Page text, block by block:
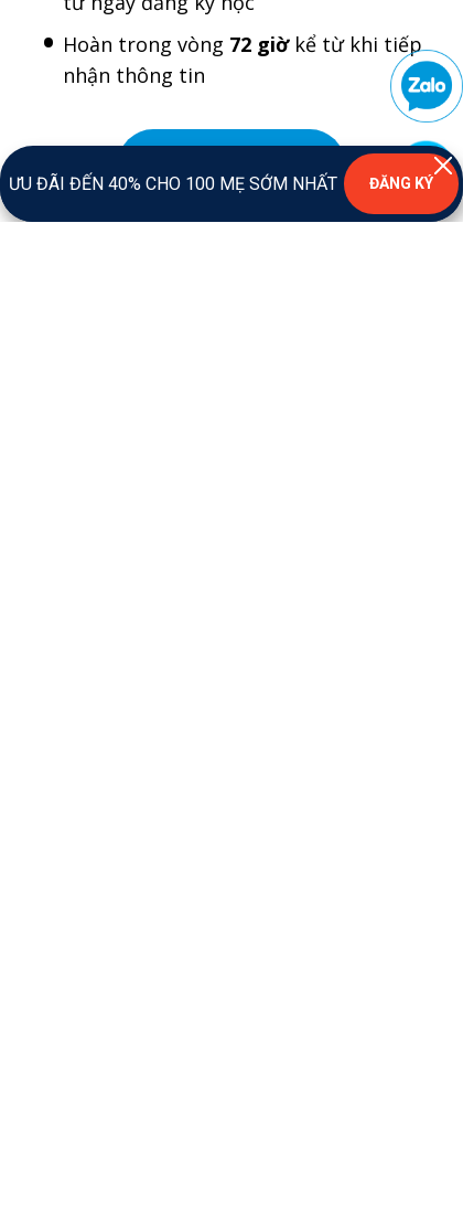
Hoàn trong vòng 72 giờkể từ khi tiếp
nhận thông tin
Đăng ký
Ưu đãi 40% ngay hôm nay Đăng ký
ƯU ĐÃI ĐẾN 40% CHO 100 MẸ SỚM NHẤT ĐĂNG KÝ